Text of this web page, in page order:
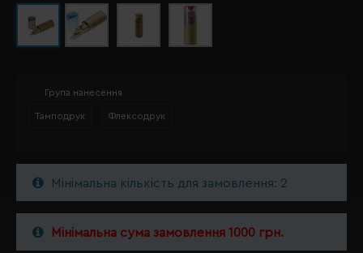
Група нанесення
Тамподрук Флексодрук
Мінімальна кількість для замовлення: 2
Мінімальна сума замовлення 1000 грн.